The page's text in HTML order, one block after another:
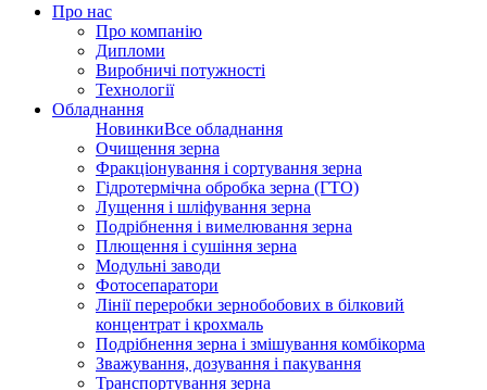
Про нас
Про компанію
Дипломи
Виробничі потужності
Технології
Обладнання
НовинкиВсе обладнання
Очищення зерна
Фракціонування і сортування зерна
Гідротермічна обробка зерна (ГТО)
Лущення і шліфування зерна
Подрібнення і вимелювання зерна
Плющення і сушіння зерна
Модульні заводи
Фотосепаратори
Лінії переробки зернобобових в білковий
концентрат і крохмаль
Подрібнення зерна і змішування комбікорма
Зважування, дозування і пакування
Транспортування зерна